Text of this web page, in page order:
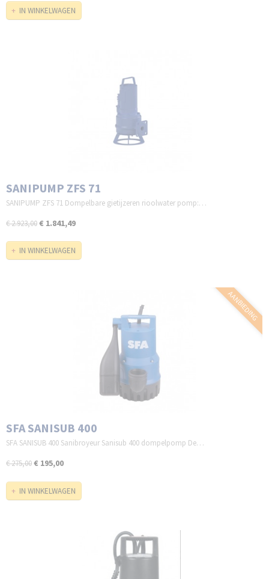
IN WINKELWAGEN
SANIPUMP ZFS 71
SANIPUMP ZFS 71 Dompelbare gietijzeren rioolwater pomp:…
€ 2.923,00€ 1.841,49
IN WINKELWAGEN
AANBIEDING
SFA SANISUB 400
SFA SANISUB 400 Sanibroyeur Sanisub 400 dompelpomp De…
€ 275,00€ 195,00
IN WINKELWAGEN